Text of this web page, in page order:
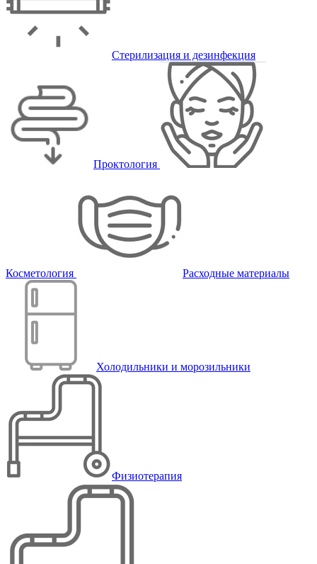
Стерилизация и дезинфекция
Проктология
Косметология Расходные материалы
Холодильники и морозильники
Физиотерапия